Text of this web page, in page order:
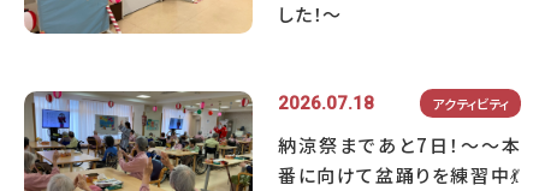
した！～
2026.07.18 アクティビティ
納涼祭まであと7日！～～本
番に向けて盆踊りを練習中💃